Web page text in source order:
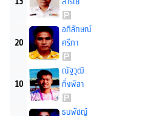
20
อภิลักษณ์
ศรีภา
10
ณัฐวุฒิ
กิ่งพิลา
ธนพัชญ์